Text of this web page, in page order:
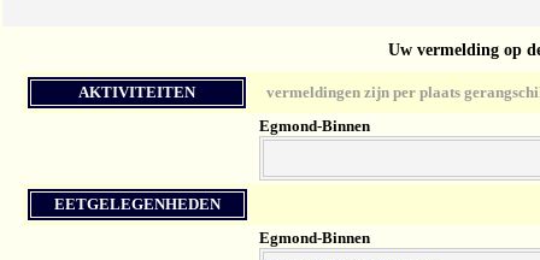
Uw vermelding op
AKTIVITEITEN
vermeldingen zijn per plaats
Egmond-Binnen
EETGELEGENHEDEN
Egmond-Binnen